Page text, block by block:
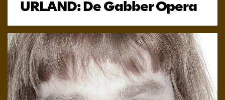
URLAND: De Gabber Opera